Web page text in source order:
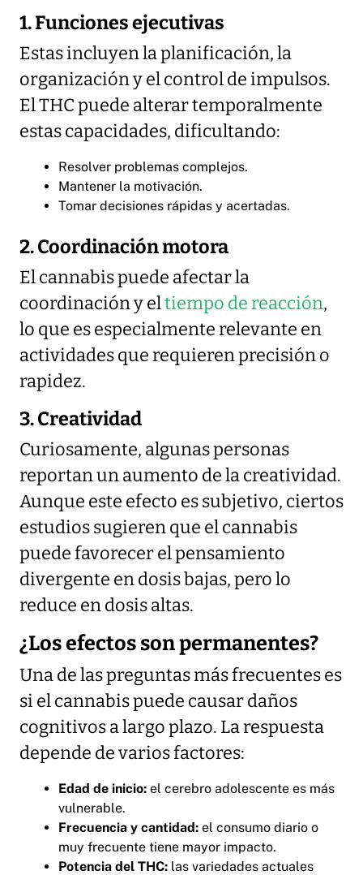
1. Funciones ejecutivas
Estas incluyen la planificación, la
organización y el control de impulsos.
El THC puede alterar temporalmente
estas capacidades, dificultando:
Resolver problemas complejos.
Mantener la motivación.
Tomar decisiones rápidas y acertadas.
2. Coordinación motora
El cannabis puede afectar la
coordinación y eltiempo de reacción,
lo que es especialmente relevante en
actividades que requieren precisión o
rapidez.
3. Creatividad
Curiosamente, algunas personas
reportan un aumento de la creatividad.
Aunque este efecto es subjetivo, ciertos
estudios sugieren que el cannabis
puede favorecer el pensamiento
divergente en dosis bajas, pero lo
reduce en dosis altas.
¿Los efectos son permanentes?
Una de las preguntas más frecuentes es
si el cannabis puede causar daños
cognitivos a largo plazo. La respuesta
depende de varios factores:
Edad de inicio: el cerebro adolescente es más
vulnerable.
Frecuencia y cantidad: el consumo diario o
muy frecuente tiene mayor impacto.
Potencia del THC: las variedades actuales